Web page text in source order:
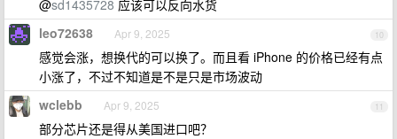
@sd1435728 应该可以反向水货
10
leo72638 Apr 9, 2025
感觉会涨，想换代的可以换了。而且看 iPhone 的价格已经有点
小涨了，不过不知道是不是只是市场波动
11
wclebb Apr 9, 2025
部分芯片还是得从美国进口吧？